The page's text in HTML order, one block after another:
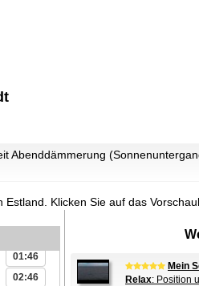
Abenddämmerung
Klicken Sie auf das
01:46
02:46
Mein
Relax: Position